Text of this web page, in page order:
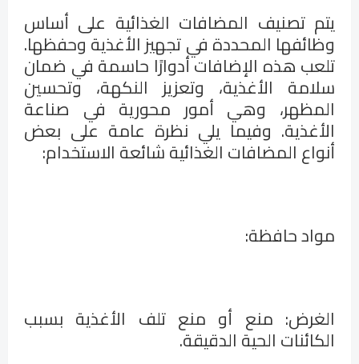
يتم تصنيف المضافات الغذائية على أساس
وظائفها المحددة في تجهيز الأغذية وحفظها.
تلعب هذه الإضافات أدوارًا حاسمة في ضمان
سلامة الأغذية، وتعزيز النكهة، وتحسين
المظهر، وهي أمور محورية في صناعة
الأغذية. وفيما يلي نظرة عامة على بعض
أنواع المضافات الغذائية شائعة الاستخدام:
مواد حافظة:
الغرض: منع أو منع تلف الأغذية بسبب
الكائنات الحية الدقيقة.